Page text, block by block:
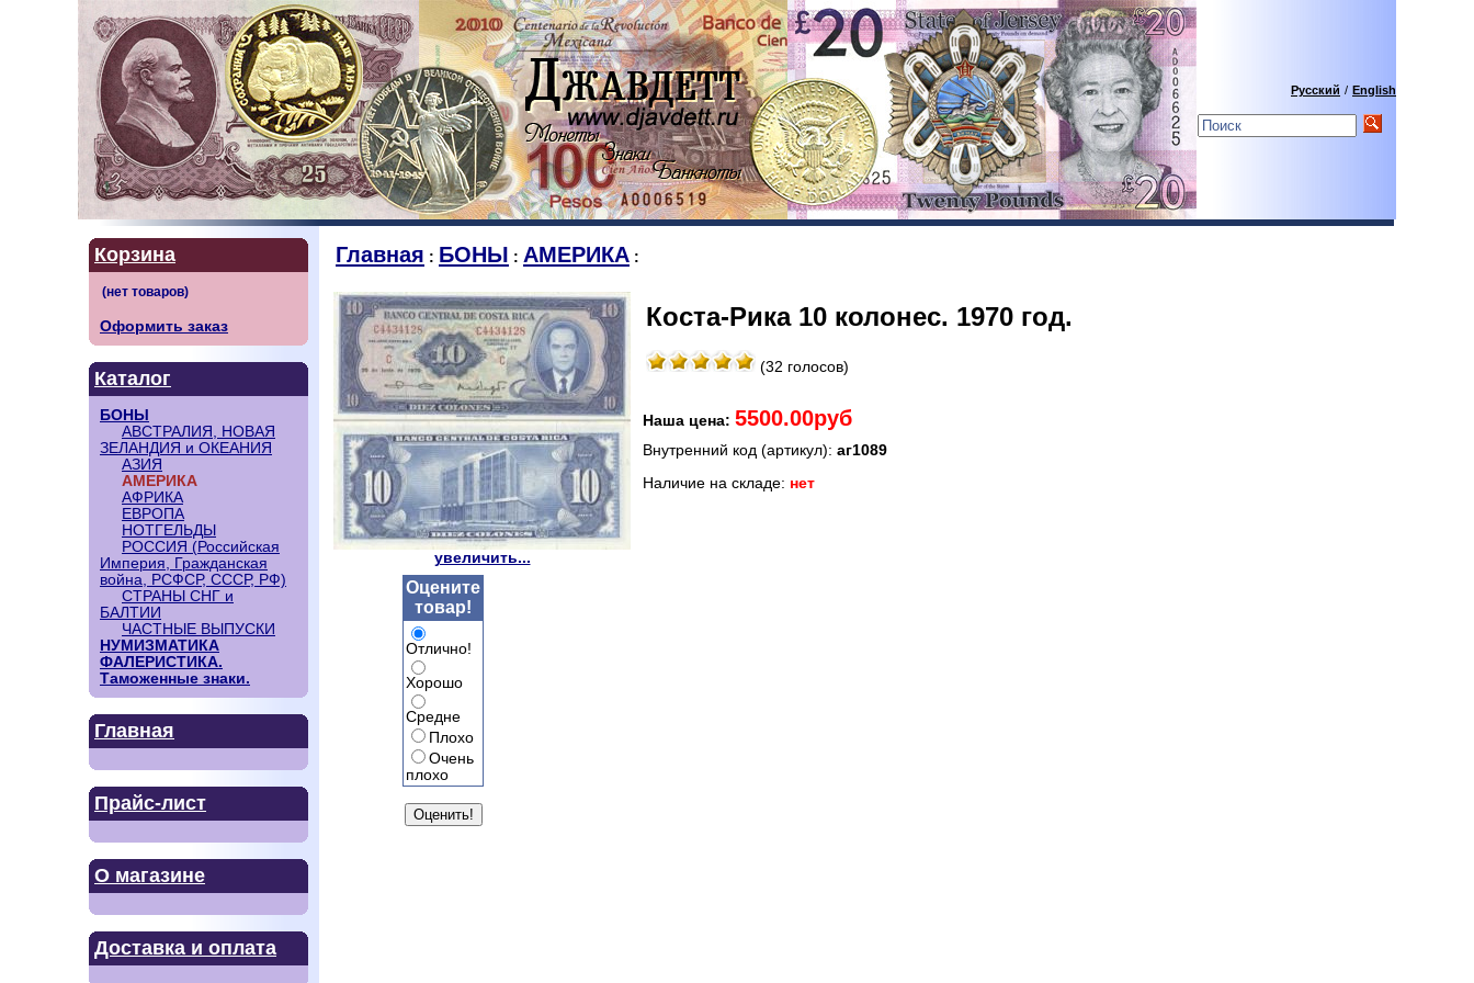
Русский / English
Корзина
Оформить заказ
Каталог
БОНЫ
АВСТРАЛИЯ, НОВАЯ
ЗЕЛАНДИЯ и ОКЕАНИЯ
АЗИЯ
АМЕРИКА
АФРИКА
ЕВРОПА
НОТГЕЛЬДЫ
РОССИЯ (Российская
Империя, Гражданская
война, РСФСР, СССР, РФ)
СТРАНЫ СНГ и
БАЛТИИ
ЧАСТНЫЕ ВЫПУСКИ
НУМИЗМАТИКА
ФАЛЕРИСТИКА.
Таможенные знаки.
Главная
Прайс-лист
О магазине
Доставка и оплата
Главная : БОНЫ : АМЕРИКА :
увеличить...
Коста-Рика 10 колонес. 1970 год.
(32 голосов)
Наша цена: 5500.00руб
Внутренний код (артикул): аг1089
Наличие на складе: нет
Оцените
товар!
Отлично!
Хорошо
Средне
Плохо
Очень
плохо